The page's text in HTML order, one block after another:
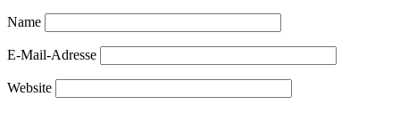
Name
E-Mail-Adresse
Website